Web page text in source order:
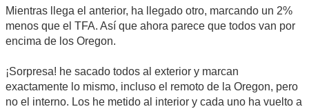
Mientras llega el anterior, ha llegado otro, marcando un 2%
menos que el TFA. Así que ahora parece que todos van por
encima de los Oregon.
¡Sorpresa! he sacado todos al exterior y marcan
exactamente lo mismo, incluso el remoto de la Oregon, pero
no el interno. Los he metido al interior y cada uno ha vuelto a